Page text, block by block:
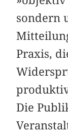
sondern
Praxis,
Die